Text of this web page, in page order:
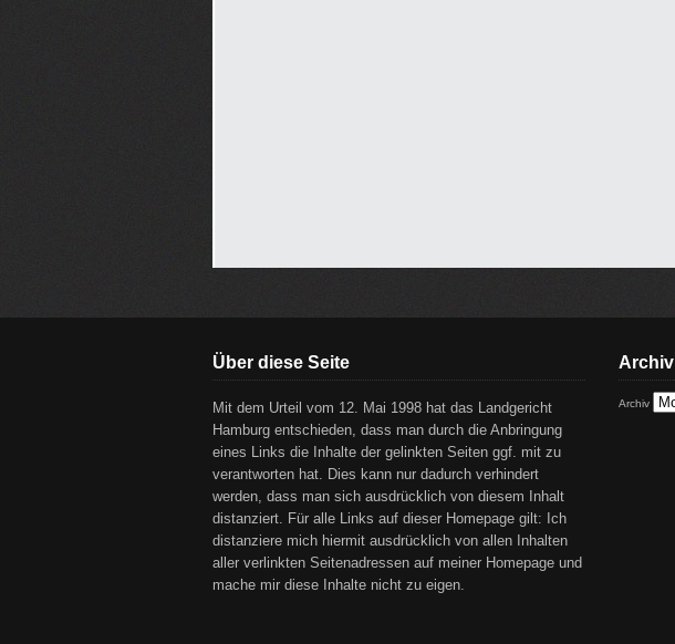
Über diese Seite
Mit dem Urteil vom 12. Mai 1998 hat das Landgericht
Hamburg entschieden, dass man durch die Anbringung
eines Links die Inhalte der gelinkten Seiten ggf. mit zu
verantworten hat. Dies kann nur dadurch verhindert
werden, dass man sich ausdrücklich von diesem Inhalt
distanziert. Für alle Links auf dieser Homepage gilt: Ich
distanziere mich hiermit ausdrücklich von allen Inhalten
aller verlinkten Seitenadressen auf meiner Homepage und
mache mir diese Inhalte nicht zu eigen.
Archiv
Archiv